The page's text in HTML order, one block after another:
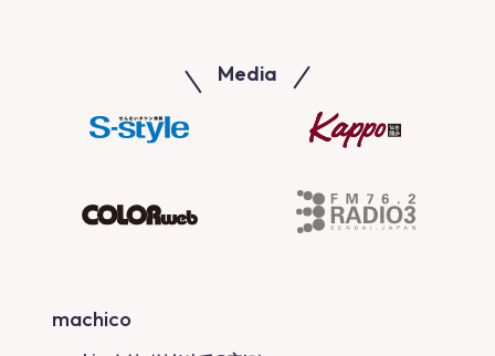
Media
machico